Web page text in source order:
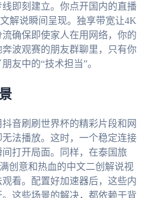
即刻建立。你点开国内的直播
解说瞬间呈现。独享带宽让4K
确保即使家人在用网络，你的
波观赛的朋友群聊里，只有你
友中的“技术担当”。
音刷刷世界杯的精彩片段和网
法播放。这时，一个稳定连接
打开局面。同样，在泰国旅
创意和热血的中文二创解说视
看。配置好加速器后，这些内
这些场景的解决，都依赖于背